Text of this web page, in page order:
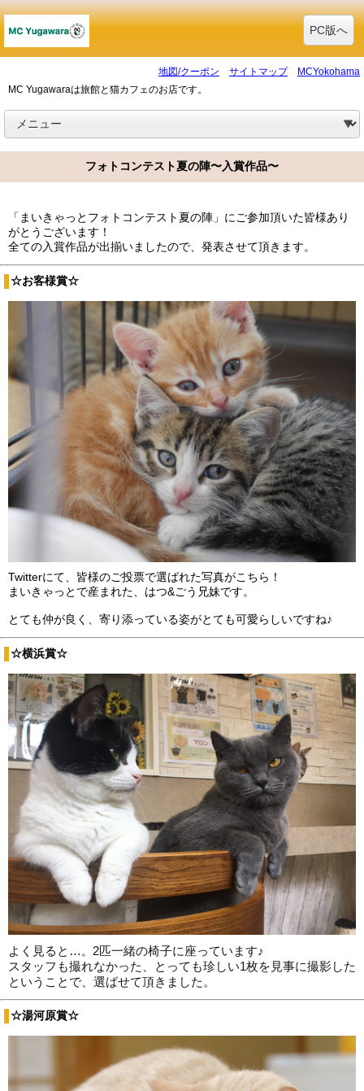
PC版へ
地図/クーポン サイトマップ
MCYokohama
MC Yugawaraは旅館と猫カフェのお店です。
フォトコンテスト夏の陣〜入賞作品〜
「まいきゃっとフォトコンテスト夏の陣」にご参加頂いた皆様あり
がとうございます！
全ての入賞作品が出揃いましたので、発表させて頂きます。
☆お客様賞☆
Twitterにて、皆様のご投票で選ばれた写真がこちら！
まいきゃっとで産まれた、はつ&ごう兄妹です。
とても仲が良く、寄り添っている姿がとても可愛らしいですね♪
☆横浜賞☆
よく見ると… 。 2匹一緒の椅子に座っています♪
スタッフも撮れなかった、とっても珍しい1枚を見事に撮影した
ということで、選ばせて頂きました。
☆湯河原賞☆